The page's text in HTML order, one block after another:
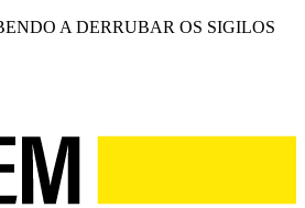
A DERRUBAR OS SIGILOS